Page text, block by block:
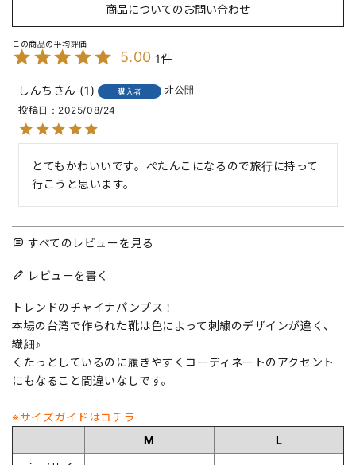
商品についてのお問い合わせ
5.00 1
しんち 1 購入者
非公開
投稿日
2025/08/24
とてもかわいいです。ぺたんこになるので旅行に持って
行こうと思います。
すべてのレビューを見る
レビューを書く
トレンドのチャイナパンプス！
本場の台湾で作られた靴は色によって刺繍のデザインが違く、
繊細♪
くたっとしているのに履きやすくコーディネートのアクセント
にもなること間違いなしです。
※サイズガイドはコチラ
M
L